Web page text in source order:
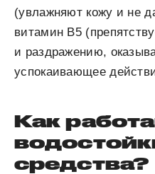
(увлажняют кожу и не
витамин B5
и раздражению,
успокаивающее
Как
средства?